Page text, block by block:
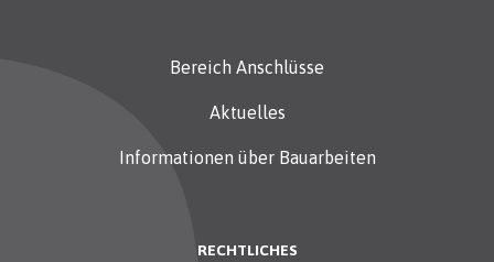
Bereich Anschlüsse
Aktuelles
Informationen über Bauarbeiten
RECHTLICHES